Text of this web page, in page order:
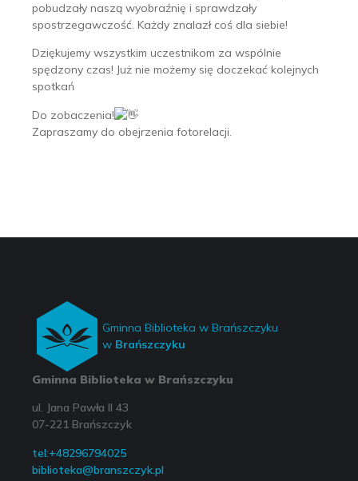
pobudzały naszą wyobraźnię i sprawdzały
spostrzegawczość. Każdy znalazł coś dla siebie!
Dziękujemy wszystkim uczestnikom za wspólnie
spędzony czas! Już nie możemy się doczekać kolejnych
spotkań
Do zobaczenia!
Zapraszamy do obejrzenia fotorelacji.
Gminna Biblioteka w Brańszczyku
w Brańszczyku
Gminna Biblioteka w Brańszczyku
ul. Jana Pawła II 43
07-221 Brańszczyk
tel:+48296794025
biblioteka@branszczyk.pl